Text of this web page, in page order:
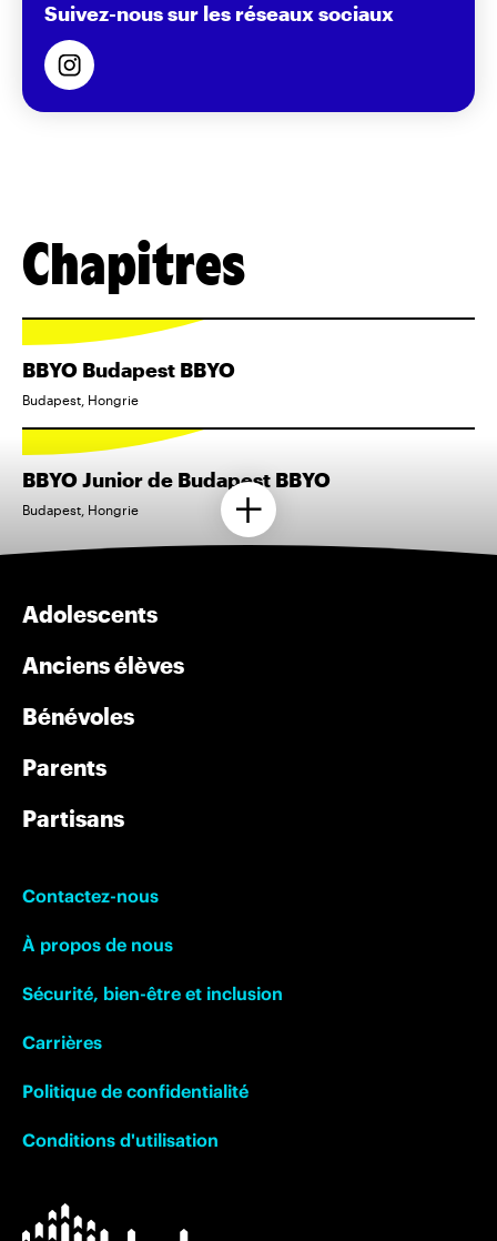
Suivez-nous sur les réseaux sociaux
Chapitres
BBYO Budapest BBYO
Budapest, Hongrie
BBYO Junior de Budapest BBYO
Budapest, Hongrie
Adolescents
Anciens élèves
Bénévoles
Parents
Partisans
Contactez-nous
À propos de nous
Sécurité, bien-être et inclusion
Carrières
Politique de confidentialité
Conditions d'utilisation